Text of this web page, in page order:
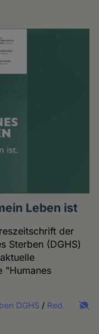
Leben ist
der
Sterben (DGHS)
"Humanes
DGHS / Red.